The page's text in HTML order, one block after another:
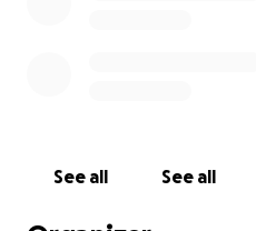
See all See all